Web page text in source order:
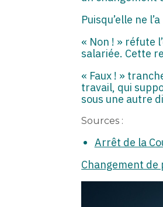
Puisqu’elle ne
« Non ! » réfute
salariée. Cette
« Faux ! »
travail, qui
sous une autre
Sources :
Arrêt de la
Changement de